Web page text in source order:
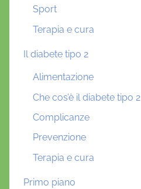
Sport
Terapia e cura
Il diabete tipo 2
Alimentazione
Che cos’è il diabete tipo 2
Complicanze
Prevenzione
Terapia e cura
Primo piano